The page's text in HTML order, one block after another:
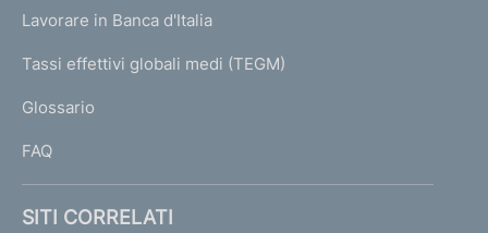
g
T
I
I
Lavorare in Banca d'Italia
Tassi effettivi globali medi (TEGM)
Glossario
FAQ
SITI CORRELATI